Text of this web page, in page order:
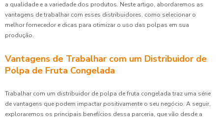
a qualidade e a variedade dos produtos. Neste artigo, abordaremos as
vantagens de trabalhar com esses distribuidores, como selecionar o
melhor fornecedor e dicas para otimizar o uso das polpas em sua
produção.
Vantagens de Trabalhar com um Distribuidor de
Polpa de Fruta Congelada
Trabalhar com um distribuidor de polpa de fruta congelada traz uma série
de vantagens que podem impactar positivamente o seu negócio. A seguir,
exploraremos os principais benefícios dessa parceria, que vão desde a